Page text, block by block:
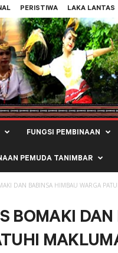
PERISTIWA LAKA LANTAS
FUNGSI PEMBINAAN
PEMUDA TANIMBAR
DAN BABINSA HIMBAU WARGA
BOMAKI DAN